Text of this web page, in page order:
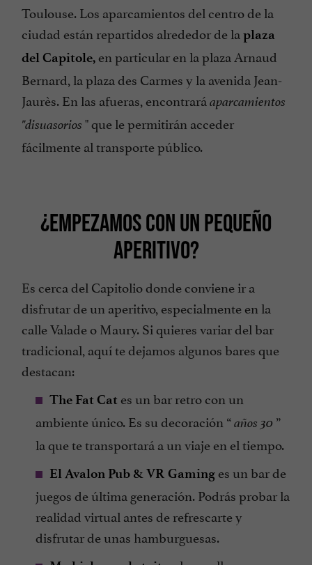
Toulouse. Los aparcamientos del centro de la
ciudad están repartidos alrededor de la plaza
del Capitole, en particular en la plaza Arnaud
Bernard, la plaza des Carmes y la avenida Jean-
Jaurès. En las afueras, encontrará aparcamientos
"disuasorios " que le permitirán acceder
fácilmente al transporte público.
¿EMPEZAMOS CON UN PEQUEÑO
APERITIVO?
Es cerca del Capitolio donde conviene ir a
disfrutar de un aperitivo, especialmente en la
calle Valade o Maury. Si quieres variar del bar
tradicional, aquí te dejamos algunos bares que
destacan:
The Fat Cat es un bar retro con un
ambiente único. Es su decoración “ años 30 ”
la que te transportará a un viaje en el tiempo.
El Avalon Pub & VR Gaming es un bar de
juegos de última generación. Podrás probar la
realidad virtual antes de refrescarte y
disfrutar de unas hamburguesas.